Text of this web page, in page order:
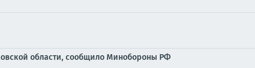
области, сообщило Минобороны РФ